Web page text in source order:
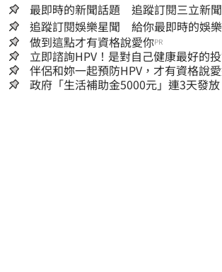
最即時的新聞話題 追蹤訂閱三立新
追蹤訂閱娛樂星聞 給你最即時的娛
做到這點才有資格說愛你PR
立即諮詢HPV！是對自己健康最好的
嫌晚！
伴侶和妳一起預防HPV，才有資格說愛
政府「生活補助金5000元」連3天發